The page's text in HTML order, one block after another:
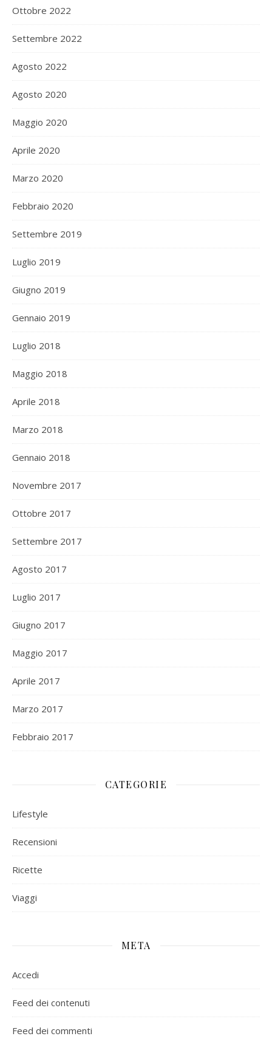
Ottobre 2022
Settembre 2022
Agosto 2022
Agosto 2020
Maggio 2020
Aprile 2020
Marzo 2020
Febbraio 2020
Settembre 2019
Luglio 2019
Giugno 2019
Gennaio 2019
Luglio 2018
Maggio 2018
Aprile 2018
Marzo 2018
Gennaio 2018
Novembre 2017
Ottobre 2017
Settembre 2017
Agosto 2017
Luglio 2017
Giugno 2017
Maggio 2017
Aprile 2017
Marzo 2017
Febbraio 2017
CATEGORIE
Lifestyle
Recensioni
Ricette
Viaggi
META
Accedi
Feed dei contenuti
Feed dei commenti